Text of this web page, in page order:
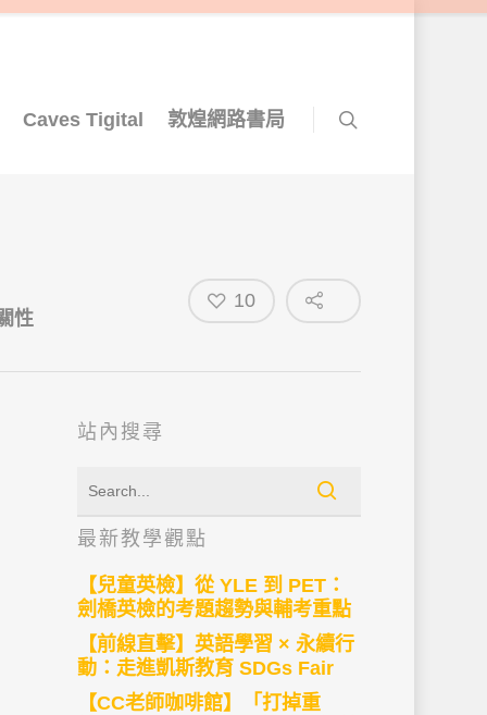
Caves Tigital 敦煌網路書局
性
10
站內搜尋
最新教學觀點
【兒童英檢】從 YLE 到 PET：
劍橋英檢的考題趨勢與輔考重點
【前線直擊】英語學習 × 永續行
動：走進凱斯教育 SDGs Fair
【CC老師咖啡館】「打掉重